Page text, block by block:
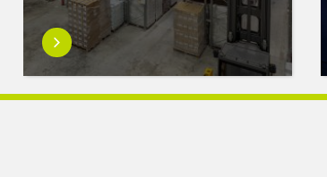
Saber
más
sobreAR
Racking